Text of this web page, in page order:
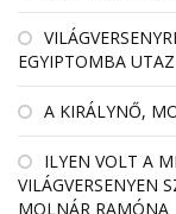
EGYIPTOMBA
A KIRÁLYNŐ,
ILYEN VOLT A
VILÁGVERSENYEN
MOLNÁR RAMÓNA